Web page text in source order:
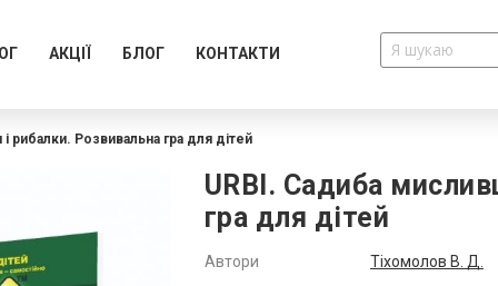
АКЦІЇ БЛОГ КОНТАКТИ
рибалки. Розвивальна гра для дітей
URBI. Садиба
гра для дітей
Автори
Тіхомолов В. Д.